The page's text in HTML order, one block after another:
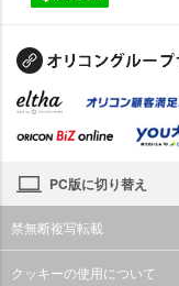
PC版に切り替え
禁無断複写転載
クッキーの使用について